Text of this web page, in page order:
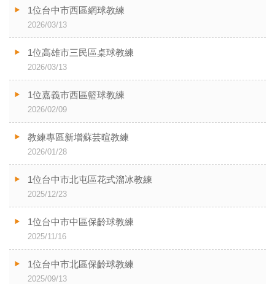
1位台中市西區網球教練
2026/03/13
1位高雄市三民區桌球教練
2026/03/13
1位嘉義市西區籃球教練
2026/02/09
教練專區新增蘇芸暄教練
2026/01/28
1位台中市北屯區花式溜冰教練
2025/12/23
1位台中市中區保齡球教練
2025/11/16
1位台中市北區保齡球教練
2025/09/13